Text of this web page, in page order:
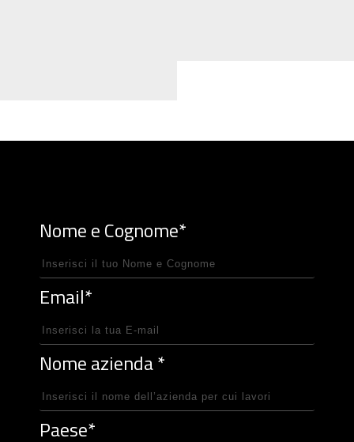
Nome e Cognome*
Email*
Nome azienda *
Paese*